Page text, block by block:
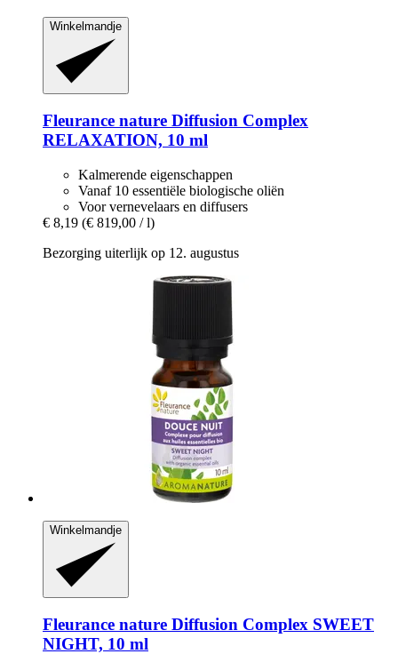
Winkelmandje
Fleurance nature Diffusion Complex
RELAXATION, 10 ml
Kalmerende eigenschappen
Vanaf 10 essentiële biologische oliën
Voor vernevelaars en diffusers
€ 8,19 (€ 819,00 / l)
Bezorging uiterlijk op 12. augustus
Winkelmandje
Fleurance nature Diffusion Complex SWEET
NIGHT, 10 ml